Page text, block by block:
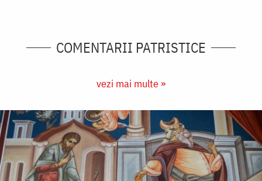
COMENTARII PATRISTICE
vezi mai multe »